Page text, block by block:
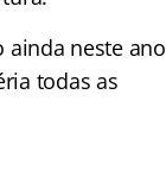
ainda neste ano
todas as